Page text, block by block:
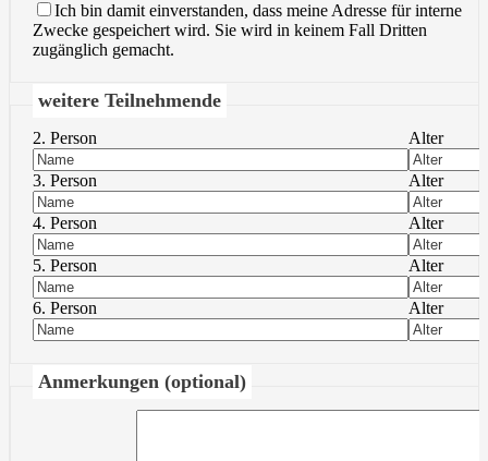
Ich bin damit einverstanden, dass meine Adresse für interne
Zwecke gespeichert wird. Sie wird in keinem Fall Dritten
zugänglich gemacht.
weitere Teilnehmende
2. Person Alter
3. Person Alter
4. Person Alter
5. Person Alter
6. Person Alter
Anmerkungen (optional)